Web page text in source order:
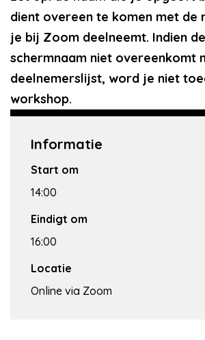
dient overeen te komen met de
je bij Zoom deelneemt. Indien
schermnaam niet overeenkomt
deelnemerslijst, word je niet
workshop.
Informatie
Start om
14:00
Eindigt om
16:00
Locatie
Online via Zoom